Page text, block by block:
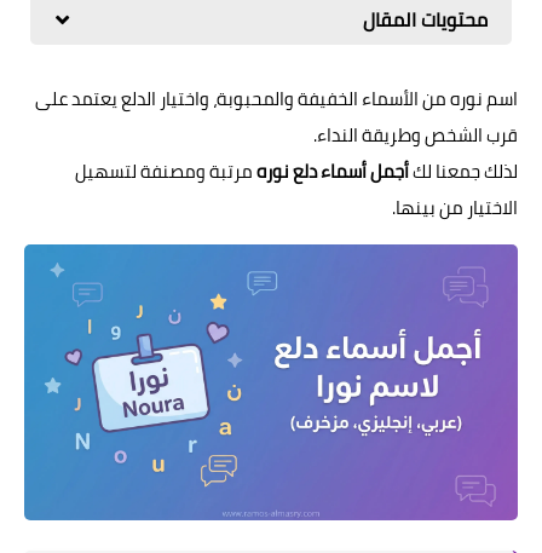
محتويات المقال
اسم نوره من الأسماء الخفيفة والمحبوبة، واختيار الدلع يعتمد على
قرب الشخص وطريقة النداء.
لذلك جمعنا لكأجمل أسماء دلع نورهمرتبة ومصنفة لتسهيل
الاختيار من بينها.